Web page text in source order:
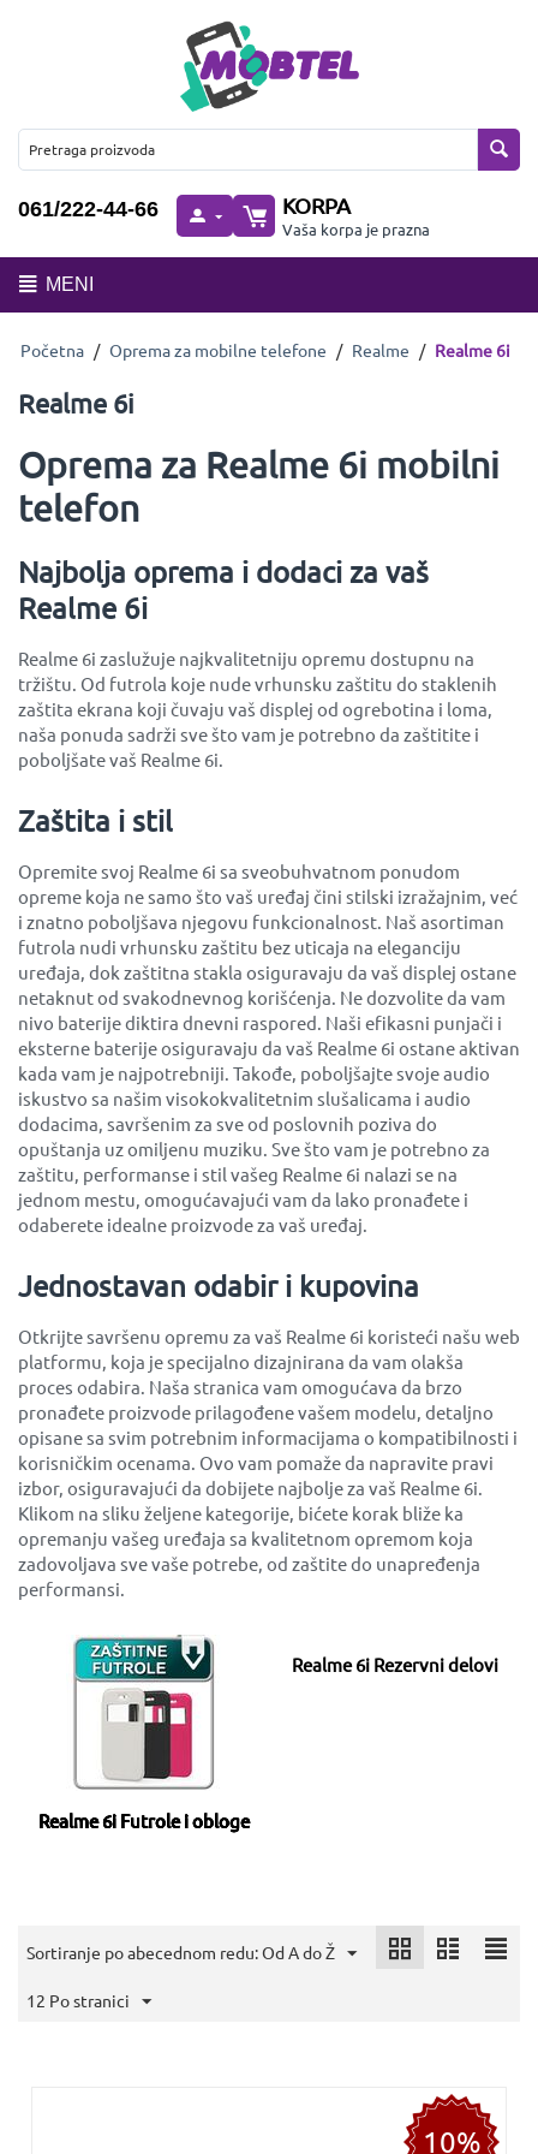
061/222-44-66 KORPA
Vaša korpa je prazna
MENI
Početna / Oprema za mobilne telefone / Realme / Realme 6i
Realme 6i
Oprema za Realme 6i mobilni
telefon
Najbolja oprema i dodaci za vaš
Realme 6i
Realme 6i zaslužuje najkvalitetniju opremu dostupnu na
tržištu. Od futrola koje nude vrhunsku zaštitu do staklenih
zaštita ekrana koji čuvaju vaš displej od ogrebotina i loma,
naša ponuda sadrži sve što vam je potrebno da zaštitite i
poboljšate vaš Realme 6i.
Zaštita i stil
Opremite svoj Realme 6i sa sveobuhvatnom ponudom
opreme koja ne samo što vaš uređaj čini stilski izražajnim, već
i znatno poboljšava njegovu funkcionalnost. Naš asortiman
futrola nudi vrhunsku zaštitu bez uticaja na eleganciju
uređaja, dok zaštitna stakla osiguravaju da vaš displej ostane
netaknut od svakodnevnog korišćenja. Ne dozvolite da vam
nivo baterije diktira dnevni raspored. Naši efikasni punjači i
eksterne baterije osiguravaju da vaš Realme 6i ostane aktivan
kada vam je najpotrebniji. Takođe, poboljšajte svoje audio
iskustvo sa našim visokokvalitetnim slušalicama i audio
dodacima, savršenim za sve od poslovnih poziva do
opuštanja uz omiljenu muziku. Sve što vam je potrebno za
zaštitu, performanse i stil vašeg Realme 6i nalazi se na
jednom mestu, omogućavajući vam da lako pronađete i
odaberete idealne proizvode za vaš uređaj.
Jednostavan odabir i kupovina
Otkrijte savršenu opremu za vaš Realme 6i koristeći našu web
platformu, koja je specijalno dizajnirana da vam olakša
proces odabira. Naša stranica vam omogućava da brzo
pronađete proizvode prilagođene vašem modelu, detaljno
opisane sa svim potrebnim informacijama o kompatibilnosti i
korisničkim ocenama. Ovo vam pomaže da napravite pravi
izbor, osiguravajući da dobijete najbolje za vaš Realme 6i.
Klikom na sliku željene kategorije, bićete korak bliže ka
opremanju vašeg uređaja sa kvalitetnom opremom koja
zadovoljava sve vaše potrebe, od zaštite do unapređenja
performansi.
Realme 6i Futrole i obloge
Realme 6i Rezervni delovi
Sortiranje po abecednom redu: Od A do Ž
12 Po stranici
10%